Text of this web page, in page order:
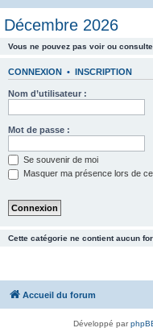
Décembre 2026
Vous ne pouvez pas voir ou
CONNEXION • INSCRIPTION
Nom d’utilisateur :
Mot de passe :
Se souvenir de moi
Masquer ma présence lors de
Cette catégorie ne contient aucun
Accueil du forum
Développé par